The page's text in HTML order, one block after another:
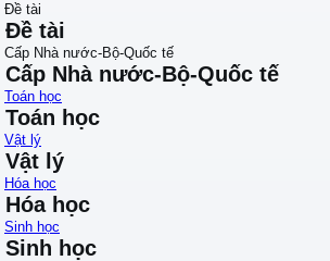
Đề tài
Đề tài
Cấp Nhà nước-Bộ-Quốc tế
Cấp Nhà nước-Bộ-Quốc tế
Toán học
Toán học
Vật lý
Vật lý
Hóa học
Hóa học
Sinh học
Sinh học